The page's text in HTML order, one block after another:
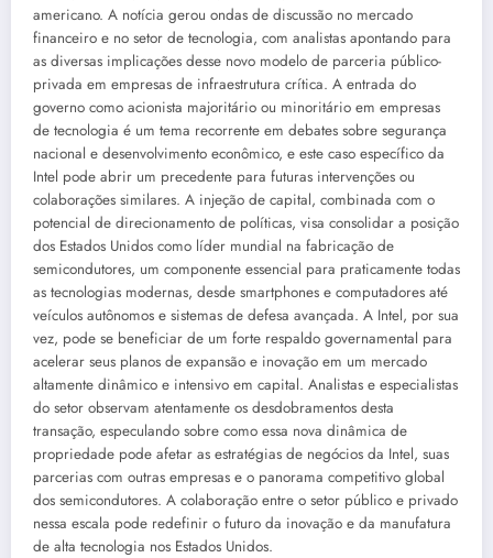
americano. A notícia gerou ondas de discussão no mercado
financeiro e no setor de tecnologia, com analistas apontando para
as diversas implicações desse novo modelo de parceria público-
privada em empresas de infraestrutura crítica. A entrada do
governo como acionista majoritário ou minoritário em empresas
de tecnologia é um tema recorrente em debates sobre segurança
nacional e desenvolvimento econômico, e este caso específico da
Intel pode abrir um precedente para futuras intervenções ou
colaborações similares. A injeção de capital, combinada com o
potencial de direcionamento de políticas, visa consolidar a posição
dos Estados Unidos como líder mundial na fabricação de
semicondutores, um componente essencial para praticamente todas
as tecnologias modernas, desde smartphones e computadores até
veículos autônomos e sistemas de defesa avançada. A Intel, por sua
vez, pode se beneficiar de um forte respaldo governamental para
acelerar seus planos de expansão e inovação em um mercado
altamente dinâmico e intensivo em capital. Analistas e especialistas
do setor observam atentamente os desdobramentos desta
transação, especulando sobre como essa nova dinâmica de
propriedade pode afetar as estratégias de negócios da Intel, suas
parcerias com outras empresas e o panorama competitivo global
dos semicondutores. A colaboração entre o setor público e privado
nessa escala pode redefinir o futuro da inovação e da manufatura
de alta tecnologia nos Estados Unidos.